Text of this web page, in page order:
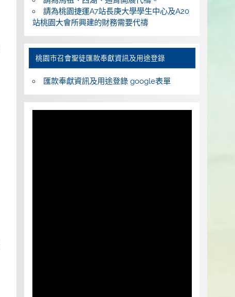
請為桃園捷運A7站長庚大學學生中心及A20
站桃園大會所興建的財務需要代禱
桃園巿召會聖徒匯款奉獻資訊及用途登錄
匯款奉獻資訊及用途登錄 google表單